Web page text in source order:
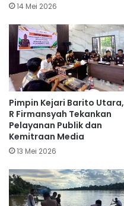
14 Mei 2026
Pimpin Kejari Barito Utara,
R Firmansyah Tekankan
Pelayanan Publik dan
Kemitraan Media
13 Mei 2026